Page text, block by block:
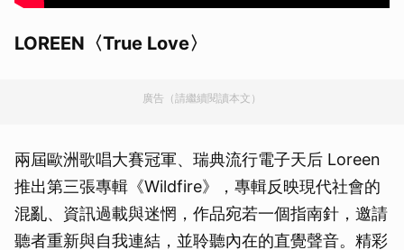
LOREEN〈True Love〉
廣告（請繼續閱讀本文）
兩屆歐洲歌唱大賽冠軍、瑞典流行電子天后 Loreen
推出第三張專輯《Wildfire》，專輯反映現代社會的
混亂、資訊過載與迷惘，作品宛若一個指南針，邀請
聽者重新與自我連結，並聆聽內在的直覺聲音。精彩